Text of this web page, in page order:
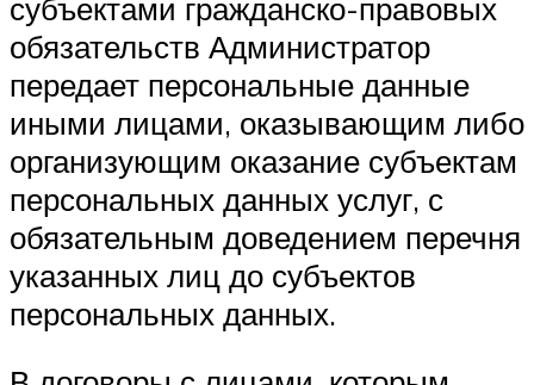
субъектами гражданско-правовых
обязательств Администратор
передает персональные данные
иными лицами, оказывающим либо
организующим оказание субъектам
персональных данных услуг, с
обязательным доведением перечня
указанных лиц до субъектов
персональных данных.